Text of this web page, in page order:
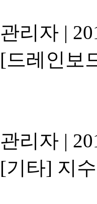
관리자 |
[드레인보
관리자 |
[기타] 지